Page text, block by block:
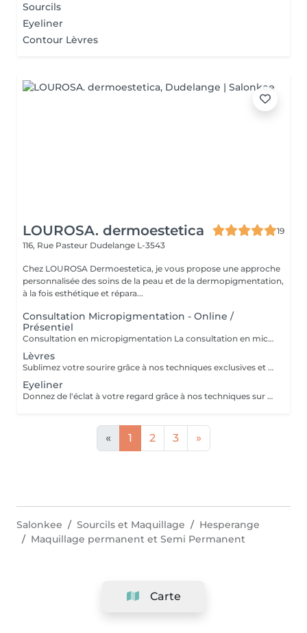
Sourcils
Eyeliner
Contour Lèvres
LOUROSA. dermoestetica
19
116, Rue Pasteur Dudelange L-3543
Chez LOUROSA Dermoestetica, je vous propose une approche
personnalisée des soins de la peau et de la dermopigmentation,
à la fois esthétique et répara...
Consultation Micropigmentation - Online /
Présentiel
Consultation en micropigmentation La consultation en micropigmentation est une étape essentielle avant toute prestation en maquillage permanent. Elle permet de comprendre vos besoins, d'analyser votre peau et de définir un protocole entièrement personnalisé en fonction de votre morphologie, de votre carnation, de votre mode de vie et du résultat souhaité. Ce rendez-vous comprend un échange approfondi sur vos attentes, une analyse de la zone à traiter ainsi que des conseils professionnels sur la technique, la forme et les pigments les plus adaptés. C'est également un moment privilégié pour répondre à toutes vos questions et s'assurer de l'absence de contre-indications. Le montant de la consultation est déduit du tarif de la prestation si l'intervention est réalisée dans un délai de 2 mois suivant celle-ci. Cette étape est indispensable afin de garantir un résultat harmonieux, naturel et parfaitement adapté à votre visage et à votre quotidien.
Lèvres
Sublimez votre sourire grâce à nos techniques exclusives et personnalisées
Eyeliner
Donnez de l'éclat à votre regard grâce à nos techniques sur mesure, conçues spécialement pour vous. La retouche est inclus dans le tarif
« 1 2 3 »
Carte
Salonkee Sourcils et Maquillage
Hesperange
Maquillage permanent et Semi Permanent